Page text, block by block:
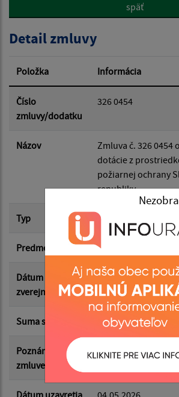
Hľadať v:
Dátum od:
Dátum do:
Suma do:
späť
Detail zmluvy
Položka Informácia
Číslo
zmluvy/dodatku
326 0454
Názov
Zmluva č. 326 0454
dotácie z
požiarnej ochrany
republiky
Typ Hlavná zmluva
Predmet Poskytnutie dotácie
Dátum
zverejnenia
04.05.2026
Suma s DPH* 3 000.00 €
Poznámka k
zmluve/dodatku
ročne, nie sme
Dátum uzavretia 04.05.2026